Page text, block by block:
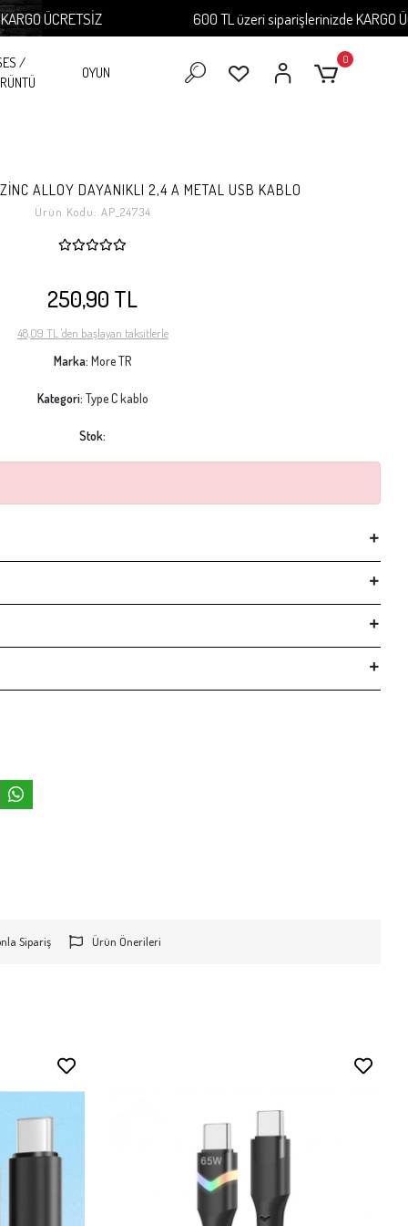
ÜCRETSİZ 600 TL üzeri siparişlerinizde KARGO
/
OYUN
0
ALLOY DAYANIKLI 2,4 A METAL USB KABLO
Ürün Kodu: AP_24734
250,90 TL
48,09 TL 'den başlayan taksitlerle
Marka:More TR
Kategori: Type C kablo
Stok:
Sipariş Ürün Önerileri
Stokta Yok Stokta Yok